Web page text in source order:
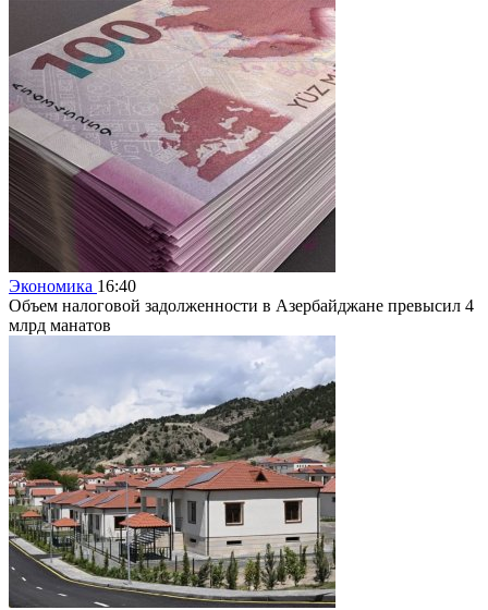
Экономика 16:40
Объем налоговой задолженности в Азербайджане превысил 4
млрд манатов